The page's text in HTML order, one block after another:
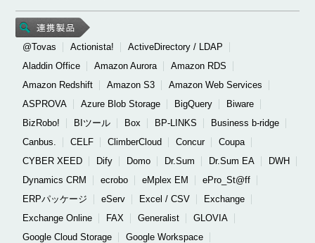
@Tovas Actionista!
ActiveDirectory / LDAP
Aladdin Office
Amazon Aurora
Amazon RDS
Amazon Redshift
Amazon S3
Amazon Web Services
ASPROVA
Azure Blob Storage BigQuery
Biware
BizRobo!
BIツール Box BP-LINKS
Business b-ridge
Canbus.
CELF ClimberCloud Concur
Coupa
CYBER XEED
Dify Domo Dr.Sum Dr.Sum EA
DWH
Dynamics CRM
ecrobo eMplex EM
ePro_St@ff
ERPパッケージ
eServ Excel / CSV
Exchange
Exchange Online
FAX Generalist
GLOVIA
Google Cloud Storage
Google Workspace